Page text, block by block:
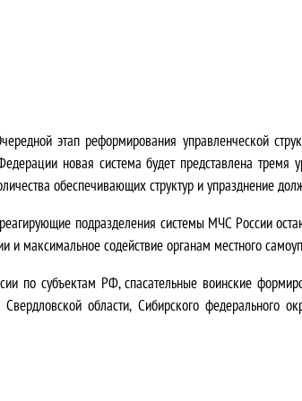
этап реформирования управленческой
новая система будет представлена
обеспечивающих структур и упразднение
подразделения системы МЧС России
максимальное содействие органам местного
по субъектам РФ, спасательные воинские
области, Сибирского федерального